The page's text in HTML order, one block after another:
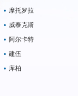
摩托罗拉
威泰克斯
阿尔卡特
建伍
库柏